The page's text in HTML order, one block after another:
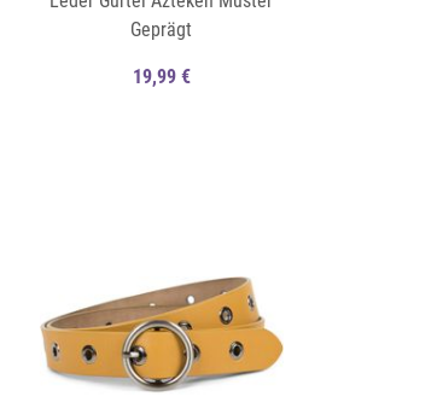
Geprägt
19,99 €